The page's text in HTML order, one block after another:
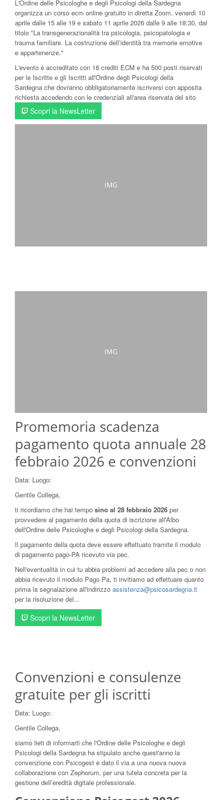
L'Ordine delle Psicologhe e degli Psicologi della Sardegna
organizza un corso ecm online gratuito in diretta Zoom, venerdì 10
aprile dalle 15 alle 19 e sabato 11 aprile 2026 dalle 9 alle 18:30, dal
titolo "La transgenerazionalità tra psicologia, psicopatologia e
trauma familiare. La costruzione dell’identità tra memorie emotive
e appartenenze."
L'evento è accreditato con 18 crediti ECM e ha 500 posti riservati
per le Iscritte e gli Iscritti all'Ordine degli Psicologi della
Sardegna che dovranno obbligatoriamente iscriversi con apposita
richiesta accedendo con le credenziali all'area riservata del sito
Scopri la NewsLetter
Promemoria scadenza
pagamento quota annuale 28
febbraio 2026 e convenzioni
Data: Luogo:
Gentile Collega,
ti ricordiamo che hai tempo sino al 28 febbraio 2026 per
provvedere al pagamento della quota di iscrizione all'Albo
dell'Ordine delle Psicologhe e degli Psicologi della Sardegna.
Il pagamento della quota deve essere effettuato tramite il modulo
di pagamento pago-PA ricevuto via pec.
Nell'eventualità in cui tu abbia problemi ad accedere alla pec o non
abbia ricevuto il modulo Pago Pa, ti invitiamo ad effettuare quanto
prima la segnalazione all'indirizzo assistenza@psicosardegna.it
per la risoluzione del...
Scopri la NewsLetter
Convenzioni e consulenze
gratuite per gli iscritti
Data: Luogo:
Gentile Collega,
siamo lieti di informarti che l'Ordine delle Psicologhe e degli
Psicologi della Sardegna ha stipulato anche quest'anno la
convenzione con Psicogest e dato il via a una nuova nuova
collaborazione con Zephorum, per una tutela concreta per la
gestione dell’eredità digitale professionale.